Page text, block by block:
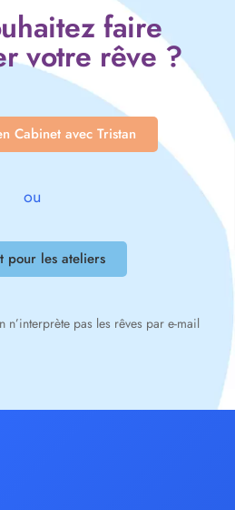
faire
votre rêve ?
Cabinet avec Tristan
ou
pour les ateliers
n’interprète pas les rêves par e-mail